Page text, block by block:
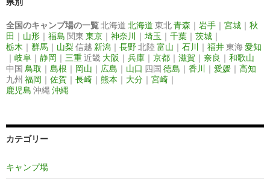
全国のキャンプ場の一覧北海道 北海道 東北青森 ｜ 岩手 ｜ 宮城 ｜ 秋
田 ｜ 山形 ｜ 福島 関東 東京 ｜ 神奈川 ｜ 埼玉 ｜ 千葉 ｜ 茨城 ｜
栃木 ｜ 群馬 ｜ 山梨 信越 新潟 ｜ 長野北陸 富山 ｜ 石川 ｜ 福井東海愛知
｜ 岐阜 ｜ 静岡 ｜ 三重近畿 大阪 ｜ 兵庫 ｜ 京都 ｜ 滋賀 ｜ 奈良 ｜ 和歌山
中国 鳥取 ｜ 島根 ｜ 岡山 ｜ 広島 ｜ 山口 四国 徳島 ｜ 香川 ｜ 愛媛 ｜ 高知
九州 福岡 ｜ 佐賀 ｜ 長崎 ｜ 熊本 ｜ 大分 ｜ 宮崎 ｜
鹿児島 沖縄 沖縄
カテゴリー
キャンプ場